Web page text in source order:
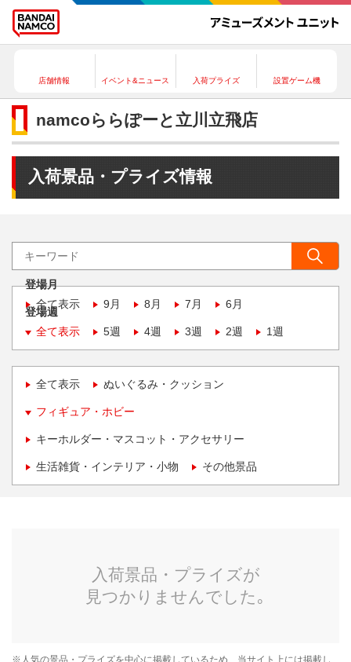
店舗情報 イベント&ニュース 入荷プライズ 設置ゲーム機
namcoららぽーと立川立飛店
入荷景品・プライズ情報
登場月
全て表示
9月 8月 7月 6月
登場週
全て表示
5週 4週 3週 2週 1週
全て表示 ぬいぐるみ・クッション
フィギュア・ホビー
キーホルダー・マスコット・アクセサリー
生活雑貨・インテリア・小物 その他景品